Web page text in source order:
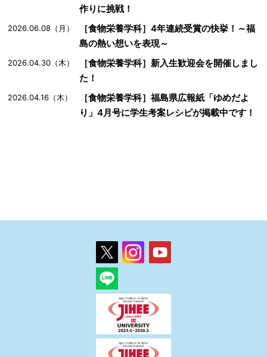
作りに挑戦！
2026.06.08（月）
［食物栄養学科］4年連続受賞の快挙！～福
島の熱い想いを表現～
2026.04.30（木）
［食物栄養学科］新入生歓迎会を開催しまし
た！
2026.04.16（木）
［食物栄養学科］福島県広報紙「ゆめだよ
り」4月号に学生考案レシピが掲載中です！